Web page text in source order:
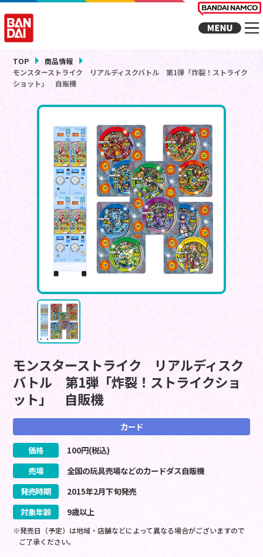
TOP
商品情報
モンスターストライク リアルディスクバトル 第1弾「炸裂！ストライク
ショット」 自販機
モンスターストライク リアルディスク
バトル 第1弾「炸裂！ストライクショ
ット」 自販機
カード
価格 100円(税込)
売場
全国の玩具売場などのカードダス自販機
発売時期
2015年2月下旬発売
対象年齢
9歳以上
※発売日（予定）は地域・店舗などによって異なる場合がございますので
ご了承ください。